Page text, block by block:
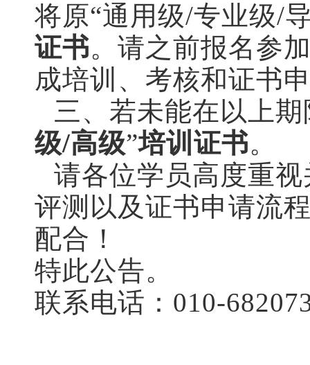
将原“通用级/专业级/
证书。请之前报名参
成培训、考核和证书
三、若未能在以上
级/高级”培训证书。
请各位学员高度重
评测以及证书申请流
配合！
特此公告。
联系电话： 010-6820